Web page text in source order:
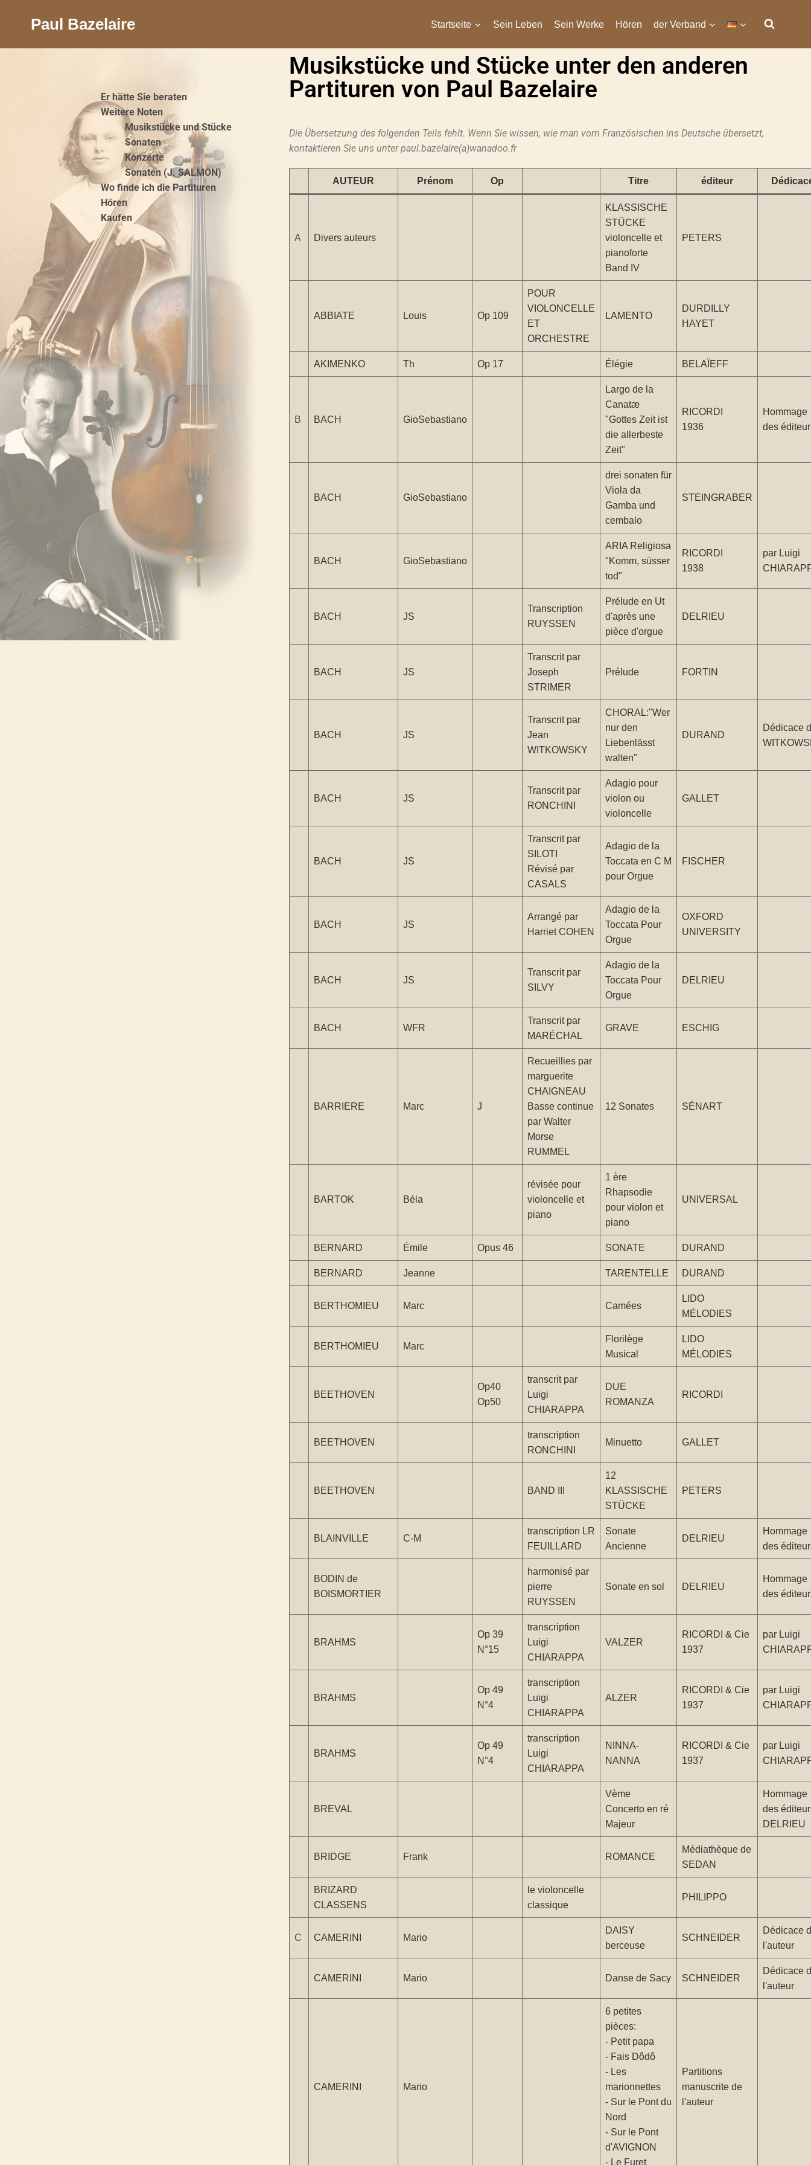
Paul Bazelaire Startseite Sein Leben Sein Werke Hören der Verband
Er hätte Sie beraten
Weitere Noten
Musikstücke und Stücke
Sonaten
Konzerte
Sonaten (J. SALMON)
Wo finde ich die Partituren
Hören
Kaufen
Musikstücke und Stücke unter den anderen
Partituren von Paul Bazelaire
Die Übersetzung des folgenden Teils fehlt. Wenn Sie wissen, wie man vom Französischen ins Deutsche übersetzt,
kontaktieren Sie uns unter paul.bazelaire(a)wanadoo.fr
AUTEUR Prénom Op Titre éditeur
A Divers auteurs
KLASSISCHE
STÜCKE
violoncelle et
pianoforte
Band IV
PETERS
ABBIATE Louis Op 109
POUR
VIOLONCELLE
ET
ORCHESTRE
LAMENTO
DURDILLY
HAYET
AKIMENKO Th Op 17 Élégie BELAÏEFF
B BACH GioSebastiano
Largo de la
Canatæ
"Gottes Zeit ist
die allerbeste
Zeit"
RICORDI
1936
Hommage
des
BACH GioSebastiano
drei sonaten für
Viola da
Gamba und
cembalo
STEINGRABER
BACH GioSebastiano
ARIA Religiosa
"Komm, süsser
tod"
RICORDI
1938
par Luigi
BACH JS
Transcription
RUYSSEN
Prélude en Ut
d'après une
pièce d'orgue
DELRIEU
BACH JS
Transcrit par
Joseph
STRIMER
Prélude FORTIN
BACH JS
Transcrit par
Jean
WITKOWSKY
CHORAL:"Wer
nur den
Liebenlässt
walten"
DURAND
Dédicace
BACH JS
Transcrit par
RONCHINI
Adagio pour
violon ou
violoncelle
GALLET
BACH JS
Transcrit par
SILOTI
Révisé par
CASALS
Adagio de la
Toccata en C M
pour Orgue
FISCHER
BACH JS
Arrangé par
Harriet COHEN
Adagio de la
Toccata Pour
Orgue
OXFORD
UNIVERSITY
BACH JS
Transcrit par
SILVY
Adagio de la
Toccata Pour
Orgue
DELRIEU
BACH WFR
Transcrit par
MARÉCHAL
GRAVE ESCHIG
BARRIERE Marc J
Recueillies par
marguerite
CHAIGNEAU
Basse continue
par Walter
Morse
RUMMEL
12 Sonates SÉNART
BARTOK Béla
révisée pour
violoncelle et
piano
1 ère
Rhapsodie
pour violon et
piano
UNIVERSAL
BERNARD Émile Opus 46 SONATE DURAND
BERNARD Jeanne TARENTELLE DURAND
BERTHOMIEU Marc Camées
LIDO
MÉLODIES
BERTHOMIEU Marc
Florilège
Musical
LIDO
MÉLODIES
BEETHOVEN
Op40
Op50
transcrit par
Luigi
CHIARAPPA
DUE
ROMANZA
RICORDI
BEETHOVEN
transcription
RONCHINI
Minuetto GALLET
BEETHOVEN BAND III
12
KLASSISCHE
STÜCKE
PETERS
BLAINVILLE C-M
transcription LR
FEUILLARD
Sonate
Ancienne
DELRIEU
Hommage
des
BODIN de
BOISMORTIER
harmonisé par
pierre
RUYSSEN
Sonate en sol DELRIEU
Hommage
des
BRAHMS
Op 39
N°15
transcription
Luigi
CHIARAPPA
VALZER
RICORDI & Cie
1937
par Luigi
BRAHMS
Op 49
N°4
transcription
Luigi
CHIARAPPA
ALZER
RICORDI & Cie
1937
par Luigi
BRAHMS
Op 49
N°4
transcription
Luigi
CHIARAPPA
NINNA-
NANNA
RICORDI & Cie
1937
par Luigi
BREVAL
Vème
Concerto en ré
Majeur
Hommage
des
DELRIEU
BRIDGE Frank ROMANCE
Médiathèque de
SEDAN
BRIZARD
CLASSENS
le violoncelle
classique
PHILIPPO
C CAMERINI Mario
DAISY
berceuse
SCHNEIDER
Dédicace
l'auteur
CAMERINI Mario Danse de Sacy SCHNEIDER
Dédicace
l'auteur
CAMERINI Mario
6 petites
pièces:
- Petit papa
- Fais Dôdô
- Les
marionnettes
- Sur le Pont du
Nord
- Sur le Pont
d'AVIGNON
- Le Furet
Partitions
manuscrite de
l'auteur